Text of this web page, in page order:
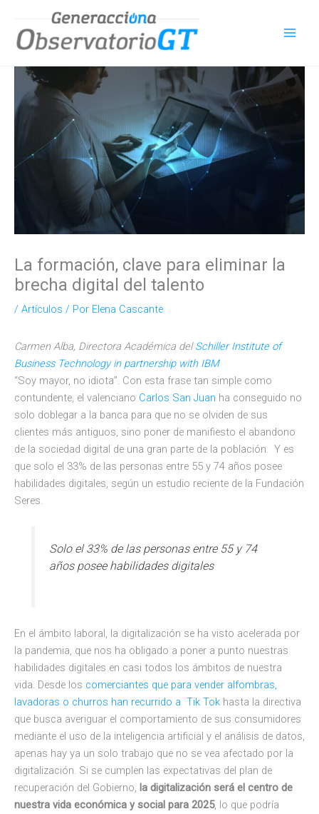
contenido
La formación, clave para eliminar la
brecha digital del talento
/ Artículos / Por Elena Cascante
Carmen Alba, Directora Académica delSchiller Institute of
Business Technology in partnership with IBM
“Soy mayor, no idiota”. Con esta frase tan simple como
contundente, el valenciano Carlos San Juan ha conseguido no
solo doblegar a la banca para que no se olviden de sus
clientes más antiguos, sino poner de manifiesto el abandono
de la sociedad digital de una gran parte de la población. Y es
que solo el 33% de las personas entre 55 y 74 años posee
habilidades digitales, según un estudio reciente de la Fundación
Seres.
Solo el 33% de las personas entre 55 y 74
años posee habilidades digitales
En el ámbito laboral, la digitalización se ha visto acelerada por
la pandemia, que nos ha obligado a poner a punto nuestras
habilidades digitales en casi todos los ámbitos de nuestra
vida. Desde los comerciantes que para vender alfombras,
lavadoras o churros han recurrido a Tik Tok hasta la directiva
que busca averiguar el comportamiento de sus consumidores
mediante el uso de la inteligencia artificial y el análisis de datos,
apenas hay ya un solo trabajo que no se vea afectado por la
digitalización. Si se cumplen las expectativas del plan de
recuperación del Gobierno, la digitalización será el centro de
nuestra vida económica y social para 2025, lo que podría